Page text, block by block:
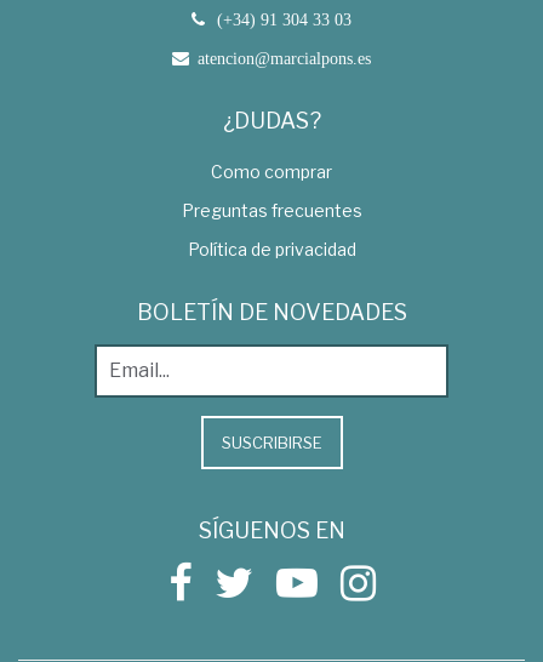
(+34) 91 304 33 03
atencion@marcialpons.es
¿DUDAS?
Como comprar
Preguntas frecuentes
Política de privacidad
BOLETÍN DE NOVEDADES
SUSCRIBIRSE
SÍGUENOS EN